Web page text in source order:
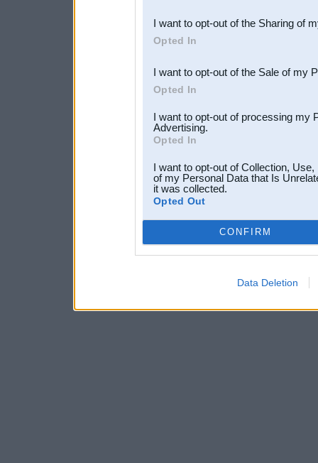
Downstream Participants
third parties.
I want to opt-out of the Sharing of
Opted In
I want to opt-out of the Sale of my
Opted In
I want to opt-out of processing my
Advertising.
Opted In
I want to opt-out of Collection,
of my Personal Data that Is
it was collected.
Opted Out
CONFIRM
Data Deletion